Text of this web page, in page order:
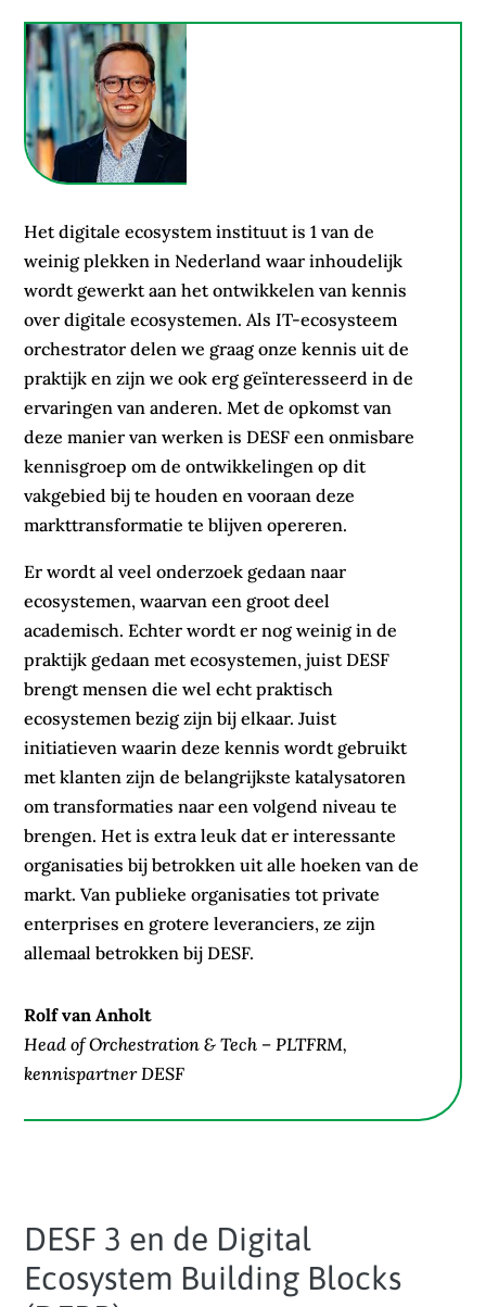
Het digitale ecosystem instituut is 1 van de
weinig plekken in Nederland waar inhoudelijk
wordt gewerkt aan het ontwikkelen van kennis
over digitale ecosystemen. Als IT-ecosysteem
orchestrator delen we graag onze kennis uit de
praktijk en zijn we ook erg geïnteresseerd in de
ervaringen van anderen. Met de opkomst van
deze manier van werken is DESF een onmisbare
kennisgroep om de ontwikkelingen op dit
vakgebied bij te houden en vooraan deze
markttransformatie te blijven opereren.
Er wordt al veel onderzoek gedaan naar
ecosystemen, waarvan een groot deel
academisch. Echter wordt er nog weinig in de
praktijk gedaan met ecosystemen, juist DESF
brengt mensen die wel echt praktisch
ecosystemen bezig zijn bij elkaar. Juist
initiatieven waarin deze kennis wordt gebruikt
met klanten zijn de belangrijkste katalysatoren
om transformaties naar een volgend niveau te
brengen. Het is extra leuk dat er interessante
organisaties bij betrokken uit alle hoeken van de
markt. Van publieke organisaties tot private
enterprises en grotere leveranciers, ze zijn
allemaal betrokken bij DESF.
Rolf van Anholt
Head of Orchestration & Tech – PLTFRM,
kennispartner DESF
DESF 3 en de Digital
Ecosystem Building Blocks